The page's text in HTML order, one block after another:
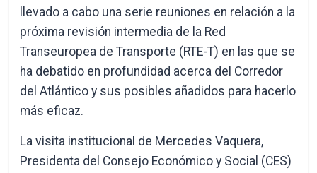
llevado a cabo una serie reuniones en relación a la
próxima revisión intermedia de la Red
Transeuropea de Transporte (RTE-T) en las que se
ha debatido en profundidad acerca del Corredor
del Atlántico y sus posibles añadidos para hacerlo
más eficaz.
La visita institucional de Mercedes Vaquera,
Presidenta del Consejo Económico y Social (CES)